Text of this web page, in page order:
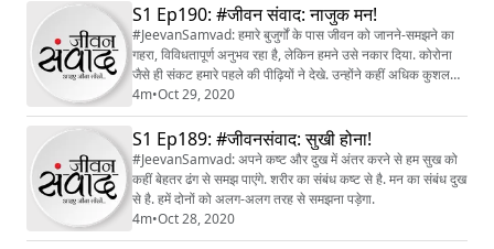
S1 Ep190: #जीवन संवाद: नाजुक मन!
#JeevanSamvad: हमारे बुजुर्गों के पास जीवन को जानने-समझने का
गहरा, विविधतापूर्ण अनुभव रहा है, लेकिन हमने उसे नकार दिया. कोरोना
जैसे ही संकट हमारे पहले की पीढ़ियों ने देखे. उन्होंने कहीं अधिक कुशलता
से इनका सामना किया था.
4m•Oct 29, 2020
S1 Ep189: #जीवनसंवाद: सुखी होना!
#JeevanSamvad: अपने कष्ट और दुख में अंतर करने से हम सुख को
कहीं बेहतर ढंग से समझ पाएंगे. शरीर का संबंध कष्ट से है. मन का संबंध दुख
से है. हमें दोनों को अलग-अलग तरह से समझना पड़ेगा.
4m•Oct 28, 2020